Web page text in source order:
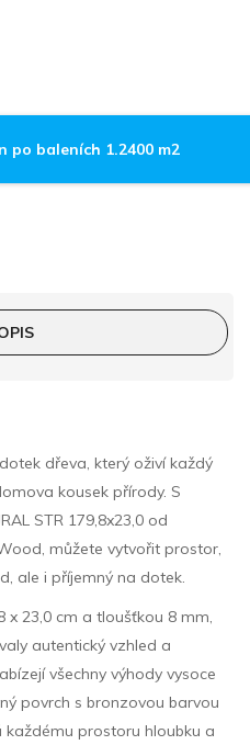
po baleních 1.2400 m2
dřeva, který oživí každý
kousek přírody. S
STR 179,8x23,0 od
můžete vytvořit prostor,
ale i příjemný na dotek.
x 23,0 cm a tloušťkou 8 mm,
autentický vzhled a
všechny výhody vysoce
povrch s bronzovou barvou
prostoru hloubku a